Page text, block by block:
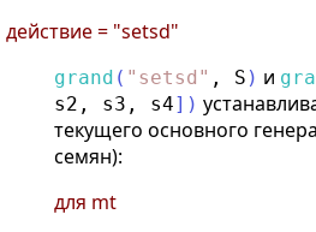
действие = "setsd"
grand ( " setsd " , S ) и
s2 , s3 , s4] )
текущего основного
семян):
для mt